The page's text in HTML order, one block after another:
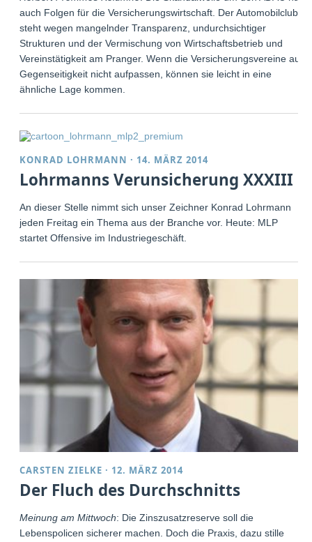
auch Folgen für die Versicherungswirtschaft. Der Automobilclub
steht wegen mangelnder Transparenz, undurchsichtiger
Strukturen und der Vermischung von Wirtschaftsbetrieb und
Vereinstätigkeit am Pranger. Wenn die Versicherungsvereine auf
Gegenseitigkeit nicht aufpassen, können sie leicht in eine
ähnliche Lage kommen.
KONRAD LOHRMANN · 14. MÄRZ 2014
Lohrmanns Verunsicherung XXXIII
An dieser Stelle nimmt sich unser Zeichner Konrad Lohrmann
jeden Freitag ein Thema aus der Branche vor. Heute: MLP
startet Offensive im Industriegeschäft.
CARSTEN ZIELKE · 12. MÄRZ 2014
Der Fluch des Durchschnitts
Meinung am Mittwoch: Die Zinszusatzreserve soll die
Lebenspolicen sicherer machen. Doch die Praxis, dazu stille